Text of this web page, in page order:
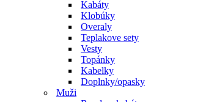
Kabáty
Klobúky
Overaly
Teplakove sety
Vesty
Topánky
Kabelky
Doplnky/opasky
Muži